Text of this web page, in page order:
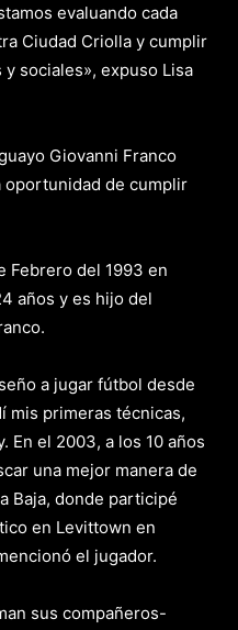
evaluando cada
Ciudad Criolla y cumplir
sociales», expuso Lisa
Giovanni Franco
oportunidad de cumplir
Febrero del 1993 en
años y es hijo del
a jugar fútbol desde
mis primeras técnicas,
En el 2003, a los 10 años
una mejor manera de
Baja, donde participé
en Levittown en
el jugador.
sus compañeros-